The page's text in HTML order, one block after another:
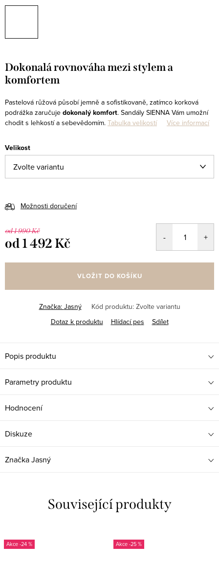
Dokonalá rovnováha mezi stylem a
komfortem
Pastelová růžová působí jemně a sofistikovaně, zatímco korková
podrážka zaručuje dokonalý komfort. Sandály SIENNA Vám umožní
chodit s lehkostí a sebevědomím. Tabulka velikostí Více informací
Velikost
Možnosti doručení
od 1 990 Kč
od1 492 Kč
cena:
VLOŽIT DO KOŠÍKU
Značka: Jasný Kód produktu: Zvolte variantu
Dotaz k produktu
Hlídací pes Sdílet
Popis produktu
Parametry produktu
Hodnocení
Diskuze
ZnačkaJasný
Související produkty
-24 % -25 %